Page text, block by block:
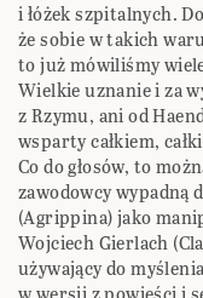
i łóżek szpitalnych.
że sobie w takich
to już mówiliśmy
Wielkie uznanie i za
z Rzymu, ani od
wsparty całkiem,
Co do głosów, to
zawodowcy wypadną
(Agrippina) jako
Wojciech Gierlach
używający do